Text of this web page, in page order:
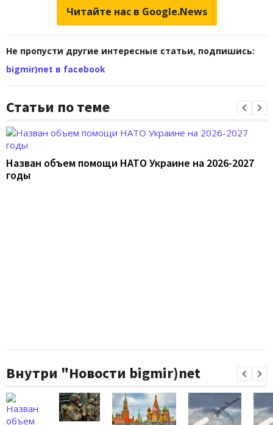
Читайте нас в Google.News
Не пропусти другие интересные статьи, подпишись:
bigmir)net в facebook
Статьи по теме
Назван объем помощи НАТО Украине на 2026-2027
годы
Внутри "Новости bigmir)net